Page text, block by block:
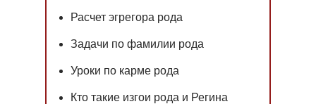
Расчет эгрегора рода
Задачи по фамилии рода
Уроки по карме рода
Кто такие изгои рода и Регина